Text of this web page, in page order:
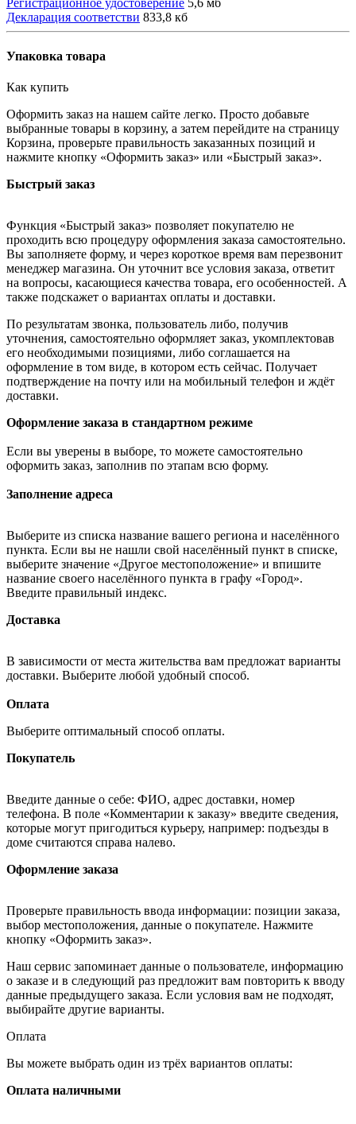
Декларация соответстви 833,8 кб
Упаковка товара
Как купить
Оформить заказ на нашем сайте легко. Просто добавьте
выбранные товары в корзину, а затем перейдите на страницу
Корзина, проверьте правильность заказанных позиций и
нажмите кнопку «Оформить заказ» или «Быстрый заказ».
Быстрый заказ
Функция «Быстрый заказ» позволяет покупателю не
проходить всю процедуру оформления заказа самостоятельно.
Вы заполняете форму, и через короткое время вам перезвонит
менеджер магазина. Он уточнит все условия заказа, ответит
на вопросы, касающиеся качества товара, его особенностей. А
также подскажет о вариантах оплаты и доставки.
По результатам звонка, пользователь либо, получив
уточнения, самостоятельно оформляет заказ, укомплектовав
его необходимыми позициями, либо соглашается на
оформление в том виде, в котором есть сейчас. Получает
подтверждение на почту или на мобильный телефон и ждёт
доставки.
Оформление заказа в стандартном режиме
Если вы уверены в выборе, то можете самостоятельно
оформить заказ, заполнив по этапам всю форму.
Заполнение адреса
Выберите из списка название вашего региона и населённого
пункта. Если вы не нашли свой населённый пункт в списке,
выберите значение «Другое местоположение» и впишите
название своего населённого пункта в графу «Город».
Введите правильный индекс.
Доставка
В зависимости от места жительства вам предложат варианты
доставки. Выберите любой удобный способ.
Оплата
Выберите оптимальный способ оплаты.
Покупатель
Введите данные о себе: ФИО, адрес доставки, номер
телефона. В поле «Комментарии к заказу» введите сведения,
которые могут пригодиться курьеру, например: подъезды в
доме считаются справа налево.
Оформление заказа
Проверьте правильность ввода информации: позиции заказа,
выбор местоположения, данные о покупателе. Нажмите
кнопку «Оформить заказ».
Наш сервис запоминает данные о пользователе, информацию
о заказе и в следующий раз предложит вам повторить к вводу
данные предыдущего заказа. Если условия вам не подходят,
выбирайте другие варианты.
Оплата
Вы можете выбрать один из трёх вариантов оплаты:
Оплата наличными